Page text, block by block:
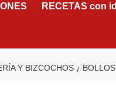
RECETAS con
Y BIZCOCHOS